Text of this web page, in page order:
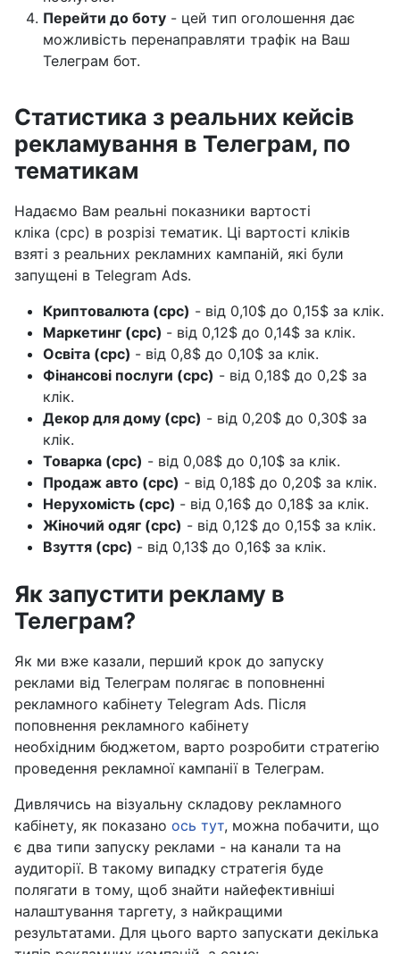
Перейти до боту - цей тип оголошення дає
можливість перенаправляти трафік на Ваш
Телеграм бот.
Статистика з реальних кейсів
рекламування в Телеграм, по
тематикам
Надаємо Вам реальні показники вартості
кліка (cpc) в розрізі тематик. Ці вартості кліків
взяті з реальних рекламних кампаній, які були
запущені в Telegram Ads.
Криптовалюта (cpc) - від 0,10$ до 0,15$ за клік.
Маркетинг (cpc) - від 0,12$ до 0,14$ за клік.
Освіта (cpc) - від 0,8$ до 0,10$ за клік.
Фінансові послуги (cpc) - від 0,18$ до 0,2$ за
клік.
Декор для дому (cpc) - від 0,20$ до 0,30$ за
клік.
Товарка (cpc) - від 0,08$ до 0,10$ за клік.
Продаж авто (cpc) - від 0,18$ до 0,20$ за клік.
Нерухомість (cpc) - від 0,16$ до 0,18$ за клік.
Жіночий одяг (cpc) - від 0,12$ до 0,15$ за клік.
Взуття (cpc) - від 0,13$ до 0,16$ за клік.
Як запустити рекламу в
Телеграм?
Як ми вже казали, перший крок до запуску
реклами від Телеграм полягає в поповненні
рекламного кабінету Telegram Ads. Після
поповнення рекламного кабінету
необхідним бюджетом, варто розробити стратегію
проведення рекламної кампанії в Телеграм.
Дивлячись на візуальну складову рекламного
кабінету, як показано ось тут, можна побачити, що
є два типи запуску реклами - на канали та на
аудиторії. В такому випадку стратегія буде
полягати в тому, щоб знайти найефективніші
налаштування таргету, з найкращими
результатами. Для цього варто запускати декілька